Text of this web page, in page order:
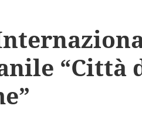
“Città